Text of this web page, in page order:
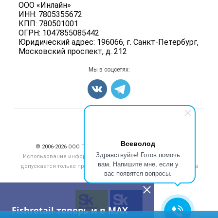
Всеволод
Здравствуйте! Готов помочь
вам. Напишите мне, если у
вас появятся вопросы.
Fishretail теперь и в MAX
ООО «Инлайн»
ИНН: 7805355672
КПП: 780501001
ОГРН: 1047855085442
Юридический адрес: 196066, г. Санкт-Петербург,
Московский проспект, д. 212
Вакансии
Блог
Рыбопосадочный материал
Полуфабрикаты
Консервы
Карта объявлений
Мы в соцсетях:
© 2006‑2026 ООО “Инлайн”. 12+ Все права защищены.
Использование информации, размещенной на данном сайте,
допускается только при размещении активной гиперссылки на
fishretail.ru